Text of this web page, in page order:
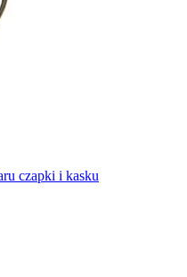
czapki i kasku